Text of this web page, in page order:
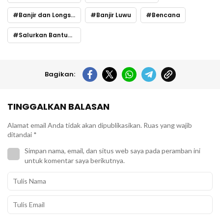
Banjir dan Longsor Banjir Luwu Bencana
Salurkan Bantuan
Bagikan:
TINGGALKAN BALASAN
Alamat email Anda tidak akan dipublikasikan. Ruas yang wajib
ditandai *
Simpan nama, email, dan situs web saya pada peramban ini
untuk komentar saya berikutnya.